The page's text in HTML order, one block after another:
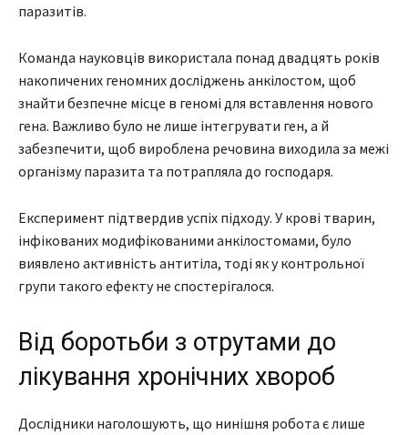
паразитів.
Команда науковців використала понад двадцять років
накопичених геномних досліджень анкілостом, щоб
знайти безпечне місце в геномі для вставлення нового
гена. Важливо було не лише інтегрувати ген, а й
забезпечити, щоб вироблена речовина виходила за межі
організму паразита та потрапляла до господаря.
Експеримент підтвердив успіх підходу. У крові тварин,
інфікованих модифікованими анкілостомами, було
виявлено активність антитіла, тоді як у контрольної
групи такого ефекту не спостерігалося.
Від боротьби з отрутами до
лікування хронічних хвороб
Дослідники наголошують, що нинішня робота є лише